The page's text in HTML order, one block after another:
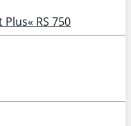
RS 750